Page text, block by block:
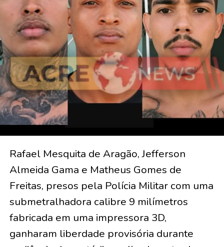
Rafael Mesquita de Aragão, Jefferson
Almeida Gama e Matheus Gomes de
Freitas, presos pela Polícia Militar com uma
submetralhadora calibre 9 milímetros
fabricada em uma impressora 3D,
ganharam liberdade provisória durante